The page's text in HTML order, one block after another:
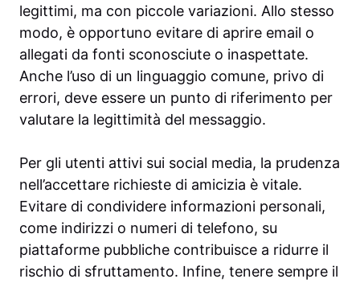
legittimi, ma con piccole variazioni. Allo stesso
modo, è opportuno evitare di aprire email o
allegati da fonti sconosciute o inaspettate.
Anche l’uso di un linguaggio comune, privo di
errori, deve essere un punto di riferimento per
valutare la legittimità del messaggio.
Per gli utenti attivi sui social media, la prudenza
nell’accettare richieste di amicizia è vitale.
Evitare di condividere informazioni personali,
come indirizzi o numeri di telefono, su
piattaforme pubbliche contribuisce a ridurre il
rischio di sfruttamento. Infine, tenere sempre il